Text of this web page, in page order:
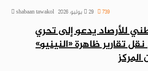
shabaan tawakol 29 يوليو، 2026 739
للأرصاد يدعو إلى تحري
تقارير ظاهرة «النينيو»
المركز